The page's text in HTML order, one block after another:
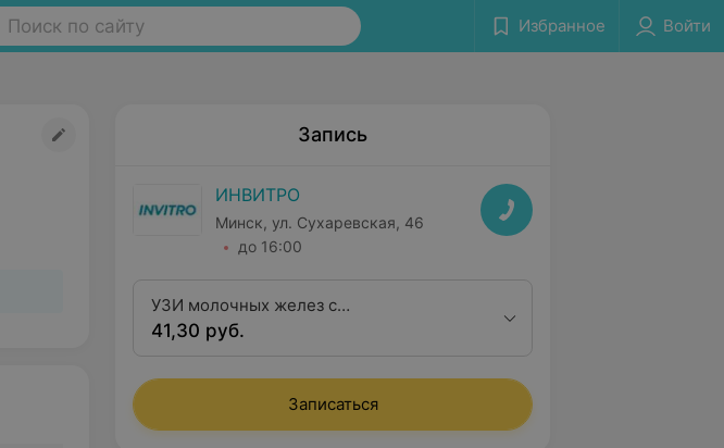
Поиск по сайту Избранное Войти
Запись
ИНВИТРО
Минск, ул. Сухаревская, 46
до 16:00
УЗИ молочных желез с
лимфатическими поверхностными
41,30 руб.
Записаться